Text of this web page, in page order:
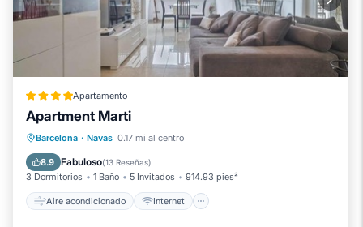
Apartamento
Apartment Marti
Barcelona · Navas 0.17 mi al centro
8.9 Fabuloso(13 Reseñas)
3 Dormitorios 1 Baño 5 Invitados 914.93 pies²
Aire acondicionado Internet
Aire acondicionado
Apto para niños